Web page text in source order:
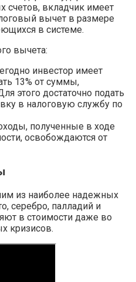
счетов, вкладчик имеет
вычет в размере
в системе.
вычета:
инвестор имеет
13% от суммы,
этого достаточно подать
в налоговую службу по
полученные в ходе
освобождаются от
из наиболее надежных
серебро, палладий и
в стоимости даже во
кризисов.